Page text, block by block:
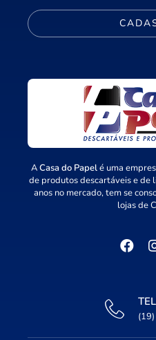
ACasa do Papelé uma
de produtos descartáveis e de
anos no mercado, tem se
lojas de